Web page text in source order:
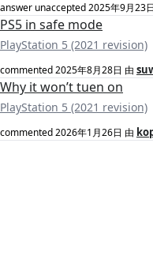
answer unaccepted2025年9月23日
PS5 in safe mode
PlayStation 5 (2021 revision)
commented2025年8月28日 由
Why it won’t tuen on
PlayStation 5 (2021 revision)
commented2026年1月26日 由